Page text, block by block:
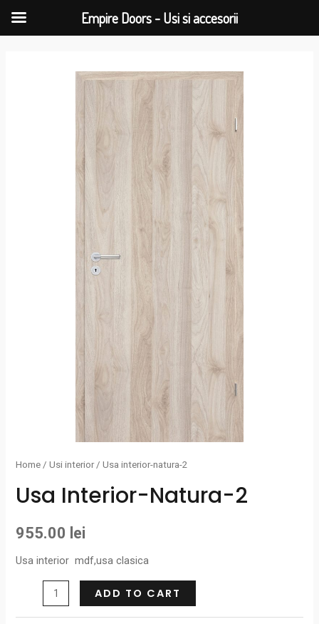
Home /Usi interior/ Usa interior-natura-2
Usa Interior-Natura-2
955.00 lei
Usa interior mdf,usa clasica
ADD TO CART
Empire Doors - Usi si accesorii